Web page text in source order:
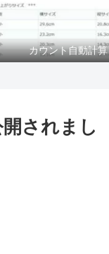
カウント自動計算
されまし